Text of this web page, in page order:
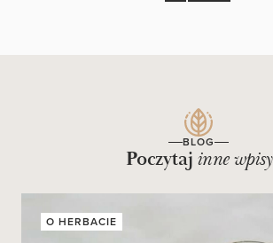
BLOG
Poczytaj inne wpisy
O HERBACIE